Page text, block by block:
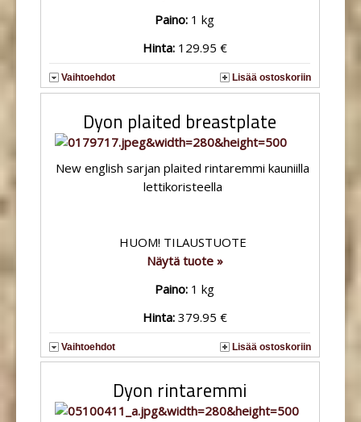
Paino: 1 kg
Hinta: 129.95 €
Vaihtoehdot Lisää ostoskoriin
Dyon plaited breastplate
New english sarjan plaited rintaremmi kauniilla
lettikoristeella
HUOM! TILAUSTUOTE
Näytä tuote »
Paino: 1 kg
Hinta: 379.95 €
Vaihtoehdot Lisää ostoskoriin
Dyon rintaremmi